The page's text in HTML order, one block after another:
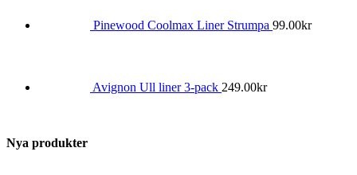
Pinewood Coolmax Liner Strumpa 99.00kr
Avignon Ull liner 3-pack 249.00kr
Nya produkter